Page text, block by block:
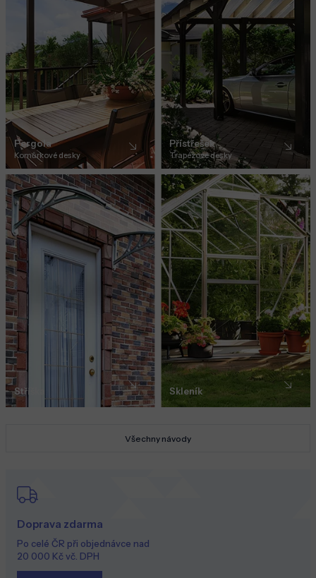
Doprava zdarma
Po celé ČR při objednávce nad
20 000 Kč vč. DPH
Pergola
Komůrkové desky
Přístřešek
Trapézové desky
Stříška Skleník
Všechny návody